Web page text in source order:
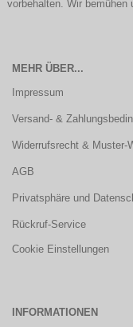
vorbehalten. Wir
MEHR ÜBER...
Impressum
Versand- &
Widerrufsrecht & Muster-
AGB
Privatsphäre und
Rückruf-Service
Cookie Einstellungen
INFORMATIONEN